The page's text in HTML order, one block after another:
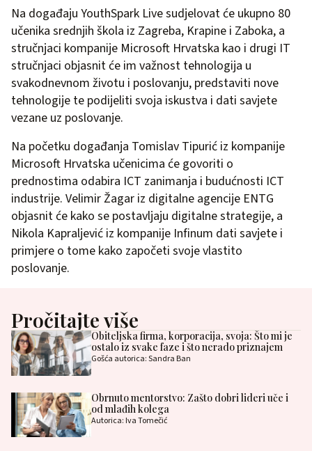
Na događaju YouthSpark Live sudjelovat će ukupno 80
učenika srednjih škola iz Zagreba, Krapine i Zaboka, a
stručnjaci kompanije Microsoft Hrvatska kao i drugi IT
stručnjaci objasnit će im važnost tehnologija u
svakodnevnom životu i poslovanju, predstaviti nove
tehnologije te podijeliti svoja iskustva i dati savjete
vezane uz poslovanje.
Na početku događanja Tomislav Tipurić iz kompanije
Microsoft Hrvatska učenicima će govoriti o
prednostima odabira ICT zanimanja i budućnosti ICT
industrije. Velimir Žagar iz digitalne agencije ENTG
objasnit će kako se postavljaju digitalne strategije, a
Nikola Kapraljević iz kompanije Infinum dati savjete i
primjere o tome kako započeti svoje vlastito
poslovanje.
Pročitajte više
Obiteljska firma, korporacija, svoja: Što mi je
ostalo iz svake faze i što nerado priznajem
Gošća autorica: Sandra Ban
Obrnuto mentorstvo: Zašto dobri lideri uče i
od mlađih kolega
Autorica: Iva Tomečić